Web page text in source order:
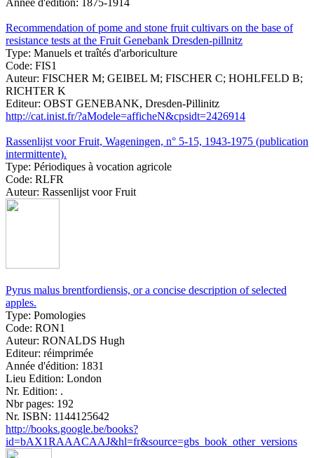
Recommendation of pome and stone fruit cultivars on the base of
resistance tests at the Fruit Genebank Dresden-pillnitz
Type: Manuels et traîtés d'arboriculture
Code: FIS1
Auteur: FISCHER M; GEIBEL M; FISCHER C; HOHLFELD B;
RICHTER K
Editeur: OBST GENEBANK, Dresden-Pillinitz
http://cat.inist.fr/?aModele=afficheN&cpsidt=2426914
Rassenlijst voor Fruit, Wageningen, n° 5-15, 1943-1975 (publication
intermittente).
Type: Périodiques à vocation agricole
Code: RLFR
Auteur: Rassenlijst voor Fruit
Pyrus malus brentfordiensis, or a concise description of selected
apples.
Type: Pomologies
Code: RON1
Auteur: RONALDS Hugh
Editeur: réimprimée
Année d'édition: 1831
Lieu Edition: London
Nr. Edition: .
Nbr pages: 192
Nr. ISBN: 1144125642
http://books.google.be/books?
id=bAX1RAAACAAJ&hl=fr&source=gbs_book_other_versions